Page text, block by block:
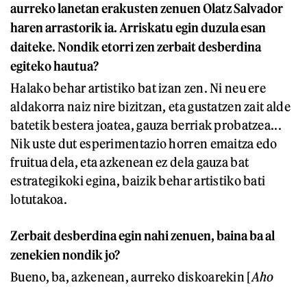
aurreko lanetan erakusten zenuen Olatz Salvador
haren arrastorik ia. Arriskatu egin duzula esan
daiteke. Nondik etorri zen zerbait desberdina
egiteko hautua?
Halako behar artistiko bat izan zen. Ni neu ere
aldakorra naiz nire bizitzan, eta gustatzen zait alde
batetik bestera joatea, gauza berriak probatzea...
Nik uste dut esperimentazio horren emaitza edo
fruitua dela, eta azkenean ez dela gauza bat
estrategikoki egina, baizik behar artistiko bati
lotutakoa.
Zerbait desberdina egin nahi zenuen, baina ba al
zenekien nondik jo?
Bueno, ba, azkenean, aurreko diskoarekin [Aho